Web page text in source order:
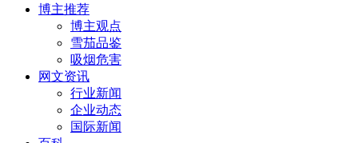
博主推荐
博主观点
雪茄品鉴
吸烟危害
网文资讯
行业新闻
企业动态
国际新闻